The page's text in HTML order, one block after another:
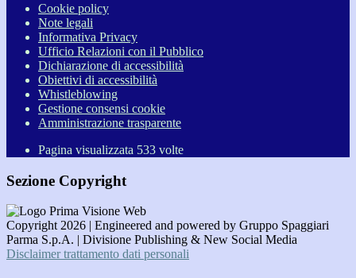
Cookie policy
Note legali
Informativa Privacy
Ufficio Relazioni con il Pubblico
Dichiarazione di accessibilità
Obiettivi di accessibilità
Whistleblowing
Gestione consensi cookie
Amministrazione trasparente
Pagina visualizzata 533 volte
Sezione Copyright
Copyright 2026 | Engineered and powered by Gruppo Spaggiari
Parma S.p.A. | Divisione Publishing & New Social Media
Disclaimer trattamento dati personali